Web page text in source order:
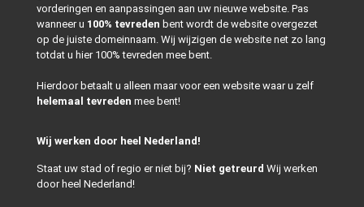
vorderingen en aanpassingen aan uw nieuwe website. Pas
wanneer u 100% tevreden bent wordt de website overgezet
op de juiste domeinnaam. Wij wijzigen de website net zo lang
totdat u hier 100% tevreden mee bent.
Hierdoor betaalt u alleen maar voor een website waar u zelf
helemaal tevreden mee bent!
Wij werken door heel Nederland!
Staat uw stad of regio er niet bij? Niet getreurd Wij werken
door heel Nederland!